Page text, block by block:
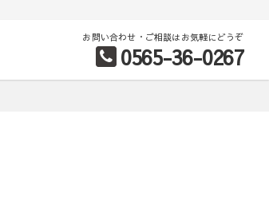
お問い合わせ・ご相談はお気軽にどうぞ
0565-36-0267